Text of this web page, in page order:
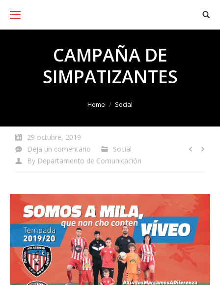
CAMPAÑA DE
SIMPATIZANTES
Home Social
29 octubre, 2019
Deja un comentario
Social
By Departamento de Comunicación